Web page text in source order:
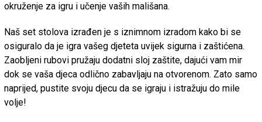
okruženje za igru i učenje vaših mališana.
Naš set stolova izrađen je s iznimnom izradom kako bi se
osiguralo da je igra vašeg djeteta uvijek sigurna i zaštićena.
Zaobljeni rubovi pružaju dodatni sloj zaštite, dajući vam mir
dok se vaša djeca odlično zabavljaju na otvorenom. Zato samo
naprijed, pustite svoju djecu da se igraju i istražuju do mile
volje!